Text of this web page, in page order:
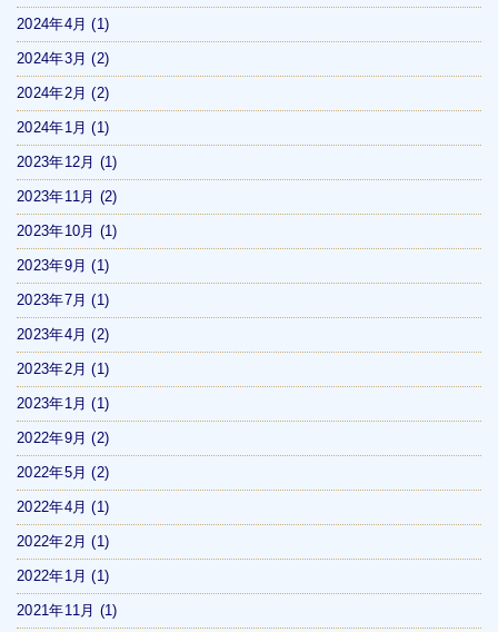
2024年4月(1)
2024年3月(2)
2024年2月(2)
2024年1月(1)
2023年12月 (1)
2023年11月 (2)
2023年10月 (1)
2023年9月(1)
2023年7月(1)
2023年4月(2)
2023年2月(1)
2023年1月(1)
2022年9月(2)
2022年5月(2)
2022年4月(1)
2022年2月(1)
2022年1月(1)
2021年11月 (1)